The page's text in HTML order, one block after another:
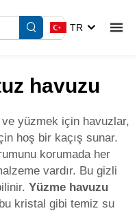
TR
havuzu
ve yüzmek için havuzlar,
hoş bir kaçış sunar.
korumada her
vardır. Bu gizli
Yüzme havuzu
kristal gibi temiz su